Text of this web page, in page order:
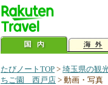
たびノートTOP > 埼玉県の観
ちご園 西戸店 > 動画・写真